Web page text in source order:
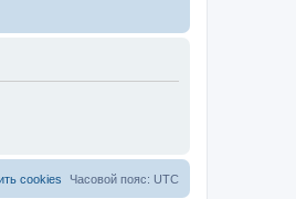
Часовой пояс: UTC
cookies